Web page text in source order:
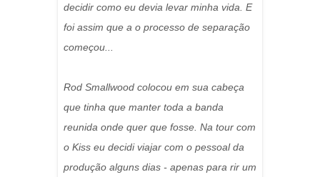
decidir como eu devia levar minha vida. E
foi assim que a o processo de separação
começou...
Rod Smallwood colocou em sua cabeça
que tinha que manter toda a banda
reunida onde quer que fosse. Na tour com
o Kiss eu decidi viajar com o pessoal da
produção alguns dias - apenas para rir um